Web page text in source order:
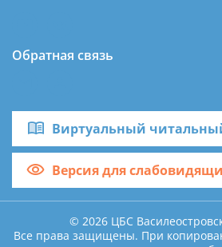
Обратная связь
Виртуальный
Версия для
© 2026 ЦБС
Все права защищены. При